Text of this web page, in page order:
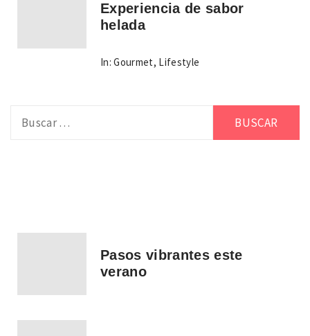
Experiencia de sabor
helada
In: Gourmet, Lifestyle
Pasos vibrantes este
verano